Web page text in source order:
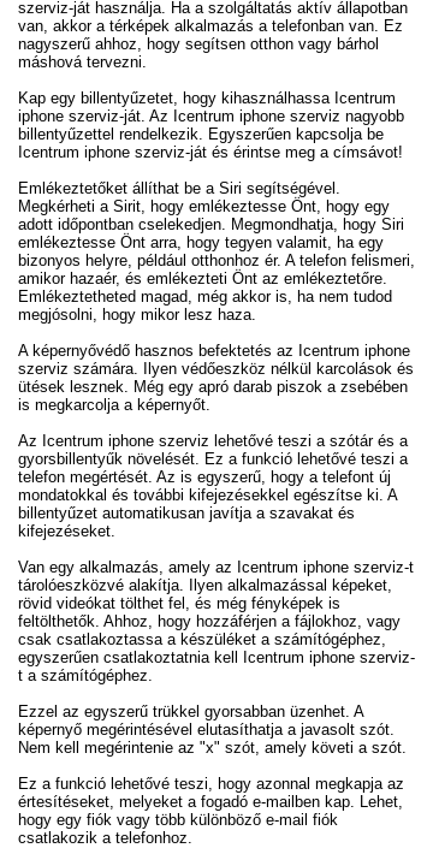
szerviz-ját használja. Ha a szolgáltatás aktív állapotban
van, akkor a térképek alkalmazás a telefonban van. Ez
nagyszerű ahhoz, hogy segítsen otthon vagy bárhol
máshová tervezni.
Kap egy billentyűzetet, hogy kihasználhassa Icentrum
iphone szerviz-ját. Az Icentrum iphone szerviz nagyobb
billentyűzettel rendelkezik. Egyszerűen kapcsolja be
Icentrum iphone szerviz-ját és érintse meg a címsávot!
Emlékeztetőket állíthat be a Siri segítségével.
Megkérheti a Sirit, hogy emlékeztesse Önt, hogy egy
adott időpontban cselekedjen. Megmondhatja, hogy Siri
emlékeztesse Önt arra, hogy tegyen valamit, ha egy
bizonyos helyre, például otthonhoz ér. A telefon felismeri,
amikor hazaér, és emlékezteti Önt az emlékeztetőre.
Emlékeztetheted magad, még akkor is, ha nem tudod
megjósolni, hogy mikor lesz haza.
A képernyővédő hasznos befektetés az Icentrum iphone
szerviz számára. Ilyen védőeszköz nélkül karcolások és
ütések lesznek. Még egy apró darab piszok a zsebében
is megkarcolja a képernyőt.
Az Icentrum iphone szerviz lehetővé teszi a szótár és a
gyorsbillentyűk növelését. Ez a funkció lehetővé teszi a
telefon megértését. Az is egyszerű, hogy a telefont új
mondatokkal és további kifejezésekkel egészítse ki. A
billentyűzet automatikusan javítja a szavakat és
kifejezéseket.
Van egy alkalmazás, amely az Icentrum iphone szerviz-t
tárolóeszközvé alakítja. Ilyen alkalmazással képeket,
rövid videókat tölthet fel, és még fényképek is
feltölthetők. Ahhoz, hogy hozzáférjen a fájlokhoz, vagy
csak csatlakoztassa a készüléket a számítógéphez,
egyszerűen csatlakoztatnia kell Icentrum iphone szerviz-
t a számítógéphez.
Ezzel az egyszerű trükkel gyorsabban üzenhet. A
képernyő megérintésével elutasíthatja a javasolt szót.
Nem kell megérintenie az "x" szót, amely követi a szót.
Ez a funkció lehetővé teszi, hogy azonnal megkapja az
értesítéseket, melyeket a fogadó e-mailben kap. Lehet,
hogy egy fiók vagy több különböző e-mail fiók
csatlakozik a telefonhoz.